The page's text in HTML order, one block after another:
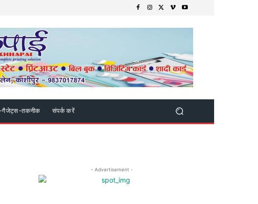
गैजेट्स-तकनीक संपर्क करें
- Advertisement -